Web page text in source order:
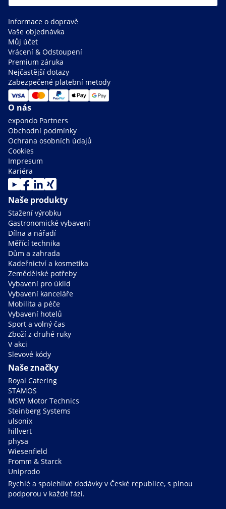
Informace o dopravě
Vaše objednávka
Můj účet
Vrácení & Odstoupení
Premium záruka
Nejčastější dotazy
Zabezpečené platební metody
O nás
expondo Partners
Obchodní podmínky
Ochrana osobních údajů
Cookies
Impresum
Kariéra
Naše produkty
Stažení výrobku
Gastronomické vybavení
Dílna a nářadí
Měřící technika
Dům a zahrada
Kadeřnictví a kosmetika
Zemědělské potřeby
Vybavení pro úklid
Vybavení kanceláře
Mobilita a péče
Vybavení hotelů
Sport a volný čas
Zboží z druhé ruky
V akci
Slevové kódy
Naše značky
Royal Catering
STAMOS
MSW Motor Technics
Steinberg Systems
ulsonix
hillvert
physa
Wiesenfield
Fromm & Starck
Uniprodo
Rychlé a spolehlivé dodávky v České republice, s plnou
podporou v každé fázi.